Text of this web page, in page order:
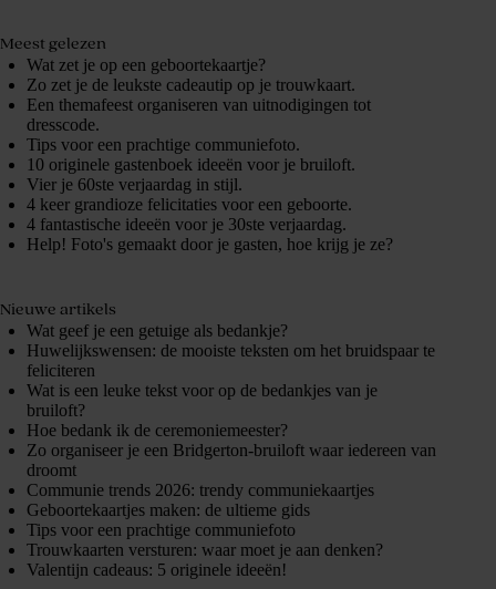
Meest gelezen
Wat zet je op een geboortekaartje?
Zo zet je de leukste cadeautip op je trouwkaart.
Een themafeest organiseren van uitnodigingen tot
dresscode.
Tips voor een prachtige communiefoto.
10 originele gastenboek ideeën voor je bruiloft.
Vier je 60ste verjaardag in stijl.
4 keer grandioze felicitaties voor een geboorte.
4 fantastische ideeën voor je 30ste verjaardag.
Help! Foto's gemaakt door je gasten, hoe krijg je ze?
Nieuwe artikels
Wat geef je een getuige als bedankje?
Huwelijkswensen: de mooiste teksten om het bruidspaar te
feliciteren
Wat is een leuke tekst voor op de bedankjes van je
bruiloft?
Hoe bedank ik de ceremoniemeester?
Zo organiseer je een Bridgerton-bruiloft waar iedereen van
droomt
Communie trends 2026: trendy communiekaartjes
Geboortekaartjes maken: de ultieme gids
Tips voor een prachtige communiefoto
Trouwkaarten versturen: waar moet je aan denken?
Valentijn cadeaus: 5 originele ideeën!